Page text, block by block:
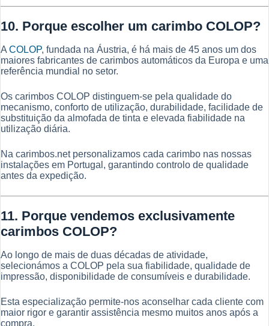
10. Porque escolher um carimbo COLOP?
A COLOP, fundada na Áustria, é há mais de 45 anos um dos
maiores fabricantes de carimbos automáticos da Europa e uma
referência mundial no setor.
Os carimbos COLOP distinguem-se pela qualidade do
mecanismo, conforto de utilização, durabilidade, facilidade de
substituição da almofada de tinta e elevada fiabilidade na
utilização diária.
Na carimbos.net personalizamos cada carimbo nas nossas
instalações em Portugal, garantindo controlo de qualidade
antes da expedição.
11. Porque vendemos exclusivamente
carimbos COLOP?
Ao longo de mais de duas décadas de atividade,
selecionámos a COLOP pela sua fiabilidade, qualidade de
impressão, disponibilidade de consumíveis e durabilidade.
Esta especialização permite-nos aconselhar cada cliente com
maior rigor e garantir assistência mesmo muitos anos após a
compra.